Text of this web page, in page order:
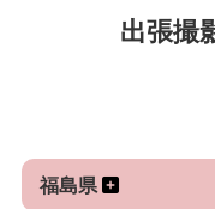
きちんとした記念
自然な写真を特に大
「この雰囲気が好
と感じてくださる
お子さまのご機嫌
出張撮
福島県